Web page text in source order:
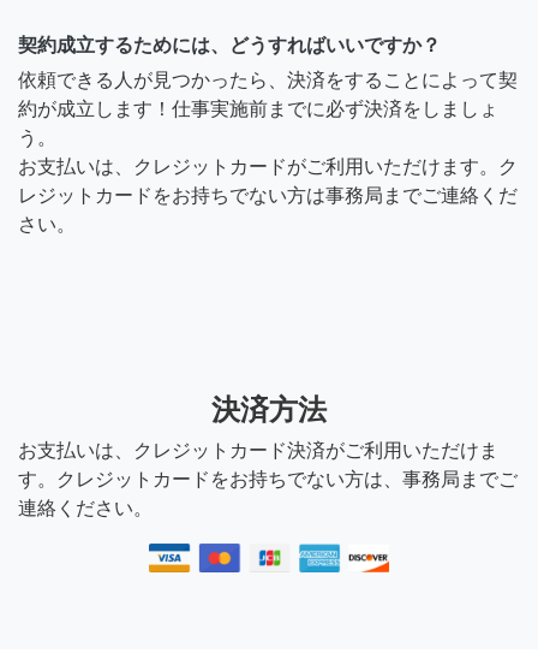
契約成立するためには、どうすればいいですか？
依頼できる人が見つかったら、決済をすることによって契
約が成立します！仕事実施前までに必ず決済をしましょ
う。
お支払いは、クレジットカードがご利用いただけます。ク
レジットカードをお持ちでない方は事務局までご連絡くだ
さい。
決済方法
お支払いは、クレジットカード決済がご利用いただけま
す。クレジットカードをお持ちでない方は、事務局までご
連絡ください。